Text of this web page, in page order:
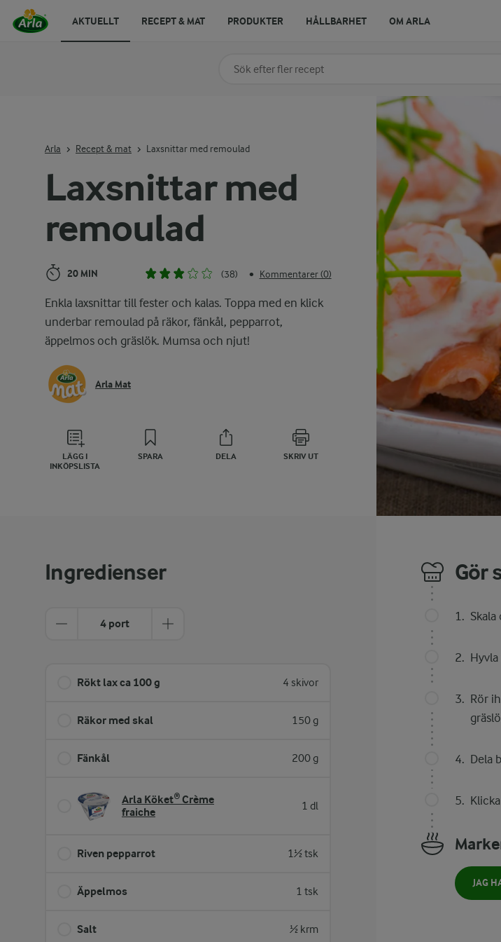
Laxsnittar med
remoulad
20 MIN (38) • Kommentarer (0)
Enkla laxsnittar till fester och kalas. Toppa med en klick
underbar remoulad på räkor, fänkål, pepparrot,
äppelmos och gräslök. Mumsa och njut!
Arla Mat
LÄGG I
INKÖPSLISTA
SPARA DELA SKRIV UT
Arla Recept & mat Laxsnittar med remoulad
Ingredienser
4 port
Rökt lax ca 100 g 4 skivor
Räkor med skal 150 g
Fänkål 200 g
Arla Köket® Crème
fraiche
1 dl
Riven pepparrot 1½ tsk
Äppelmos 1 tsk
Salt ½ krm
Gör
Rör
Dela
JAG
Sök på kategori eller ingrediens
AKTUELLT RECEPT & MAT PRODUKTER HÅLLBARHET OM ARLA